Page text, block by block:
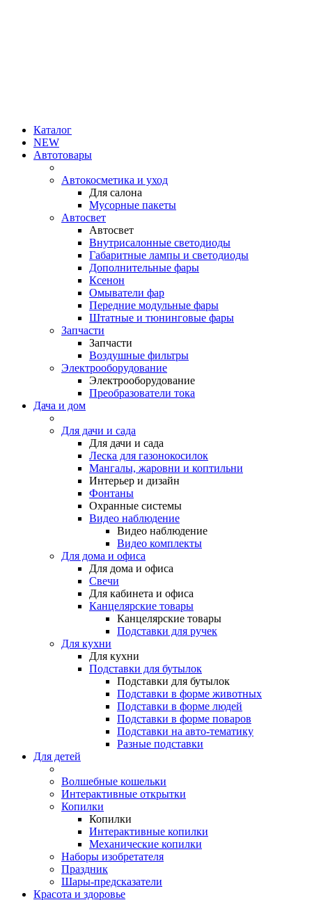
Каталог
NEW
Автотовары
Автокосметика и уход
Для салона
Мусорные пакеты
Автосвет
Автосвет
Внутрисалонные светодиоды
Габаритные лампы и светодиоды
Дополнительные фары
Ксенон
Омыватели фар
Передние модульные фары
Штатные и тюнинговые фары
Запчасти
Запчасти
Воздушные фильтры
Электрооборудование
Электрооборудование
Преобразователи тока
Дача и дом
Для дачи и сада
Для дачи и сада
Леска для газонокосилок
Мангалы, жаровни и коптильни
Интерьер и дизайн
Фонтаны
Охранные системы
Видео наблюдение
Видео наблюдение
Видео комплекты
Для дома и офиса
Для дома и офиса
Свечи
Для кабинета и офиса
Канцелярские товары
Канцелярские товары
Подставки для ручек
Для кухни
Для кухни
Подставки для бутылок
Подставки для бутылок
Подставки в форме животных
Подставки в форме людей
Подставки в форме поваров
Подставки на авто-тематику
Разные подставки
Для детей
Волшебные кошельки
Интерактивные открытки
Копилки
Копилки
Интерактивные копилки
Механические копилки
Наборы изобретателя
Праздник
Шары-предсказатели
Красота и здоровье